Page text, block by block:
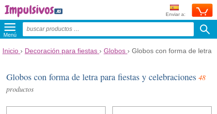
Enviar a:
Menú
Inicio › Decoración para fiestas › Globos › Globos con forma de letra
Globos con forma de letra para fiestas y celebraciones48
productos